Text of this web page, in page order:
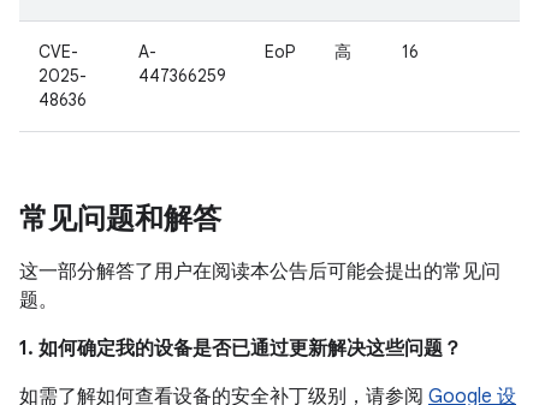
CVE-
2025-
48636
A-
447366259
EoP 高 16
常见问题和解答
这一部分解答了用户在阅读本公告后可能会提出的常见问
题。
1. 如何确定我的设备是否已通过更新解决这些问题？
如需了解如何查看设备的安全补丁级别，请参阅 Google 设